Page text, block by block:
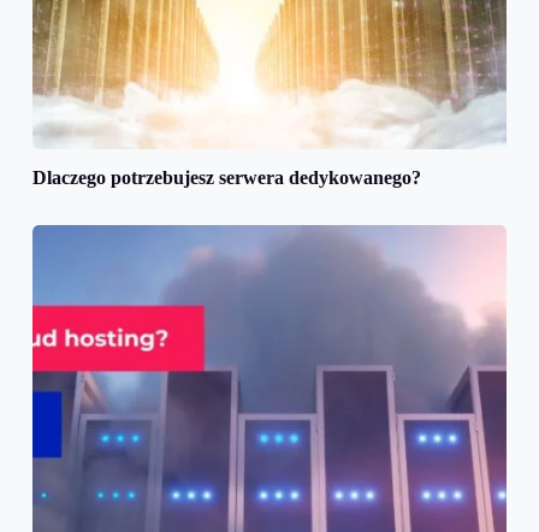
Dlaczego potrzebujesz serwera dedykowanego?